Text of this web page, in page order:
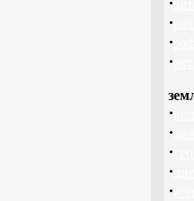
·
·
·
·
·
·
·
·